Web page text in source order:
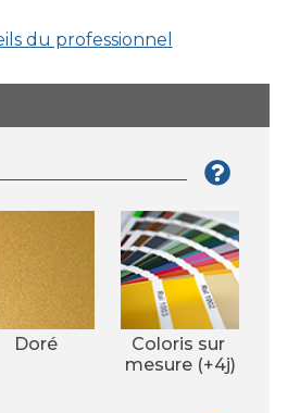
du professionnel
Doré
Coloris sur
mesure (+4j)